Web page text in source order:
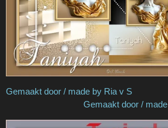
Gemaakt door /
Gemaakt door / made by